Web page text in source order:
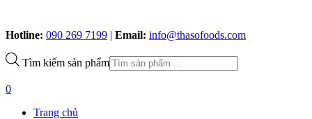
Hotline: 090 269 7199 | Email: info@thasofoods.com
Tìm kiếm sản phẩm
0
Trang chủ